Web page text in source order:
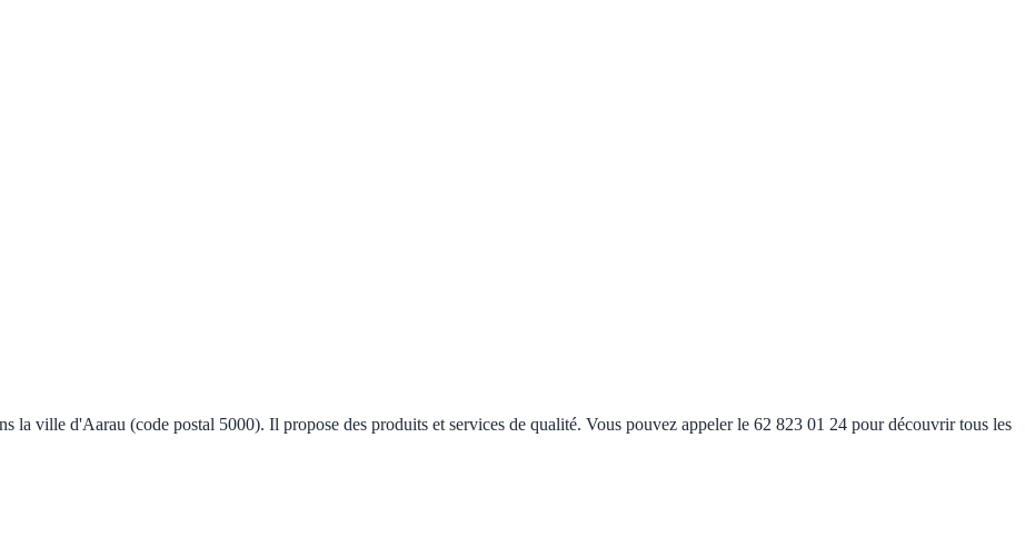
la ville d'Aarau (code postal 5000). Il propose des produits et services de qualité. Vous pouvez appeler le 62 823 01 24 pour découvrir tous les